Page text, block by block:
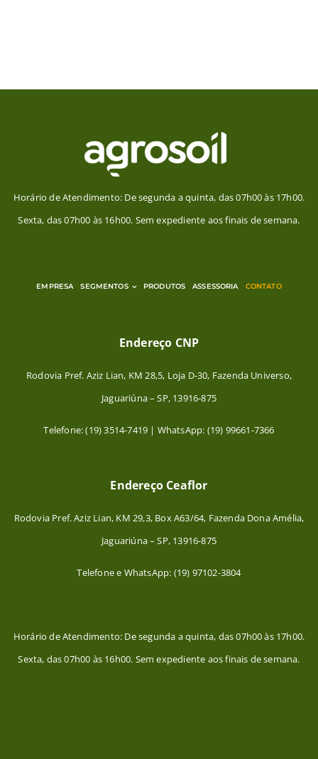
Horário de Atendimento: De segunda a quinta, das 07h00 às 17h00.
Sexta, das 07h00 às 16h00. Sem expediente aos finais de semana.
EMPRESA SEGMENTOS PRODUTOS ASSESSORIA CONTATO
Endereço CNP
Rodovia Pref. Aziz Lian, KM 28,5, Loja D-30, Fazenda Universo,
Jaguariúna – SP, 13916-875
Telefone: (19) 3514-7419 | WhatsApp: (19) 99661-7366
Endereço Ceaflor
Rodovia Pref. Aziz Lian, KM 29,3, Box A63/64, Fazenda Dona Amélia,
Jaguariúna – SP, 13916-875
Telefone e WhatsApp: (19) 97102-3804
Horário de Atendimento: De segunda a quinta, das 07h00 às 17h00.
Sexta, das 07h00 às 16h00. Sem expediente aos finais de semana.